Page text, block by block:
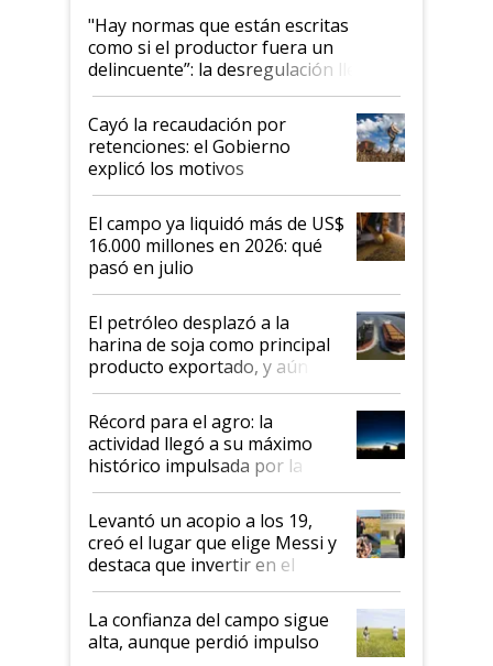
"Hay normas que están escritas
como si el productor fuera un
delincuente”: la desregulación llegó
al Congreso Aapresid y hasta se
habló del financiamiento al IPCVA
Cayó la recaudación por
retenciones: el Gobierno
explicó los motivos
El campo ya liquidó más de US$
16.000 millones en 2026: qué
pasó en julio
El petróleo desplazó a la
harina de soja como principal
producto exportado, y aún así
el agro aportó casi seis de cada
diez dólares y sostuvo el
liderazgo en un semestre
récord
Récord para el agro: la
actividad llegó a su máximo
histórico impulsada por la
cosecha y las exportaciones
Levantó un acopio a los 19,
creó el lugar que elige Messi y
destaca que invertir en el
kirchnerismo era como "darle
plata a un hijo para droga":
Juan Félix Rossetti, el libertario
que de una dura crisis salió
La confianza del campo sigue
alta, aunque perdió impulso